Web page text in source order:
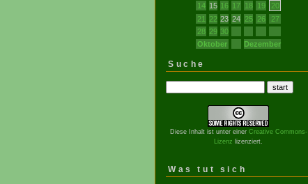
14 15 16 17 18 19
20
21
22 23 24 25 26
27
28 29 30
Oktober
Dezember
Suche
Diese Inhalt ist unter einer Creative Commons-
Lizenz lizenziert.
Was tut sich